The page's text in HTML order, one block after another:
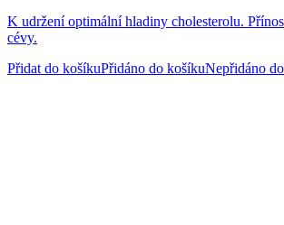
K udržení optimální hladiny cholesterolu. Přínos
cévy.
Přidat do košíkuPřidáno do košíkuNepřidáno